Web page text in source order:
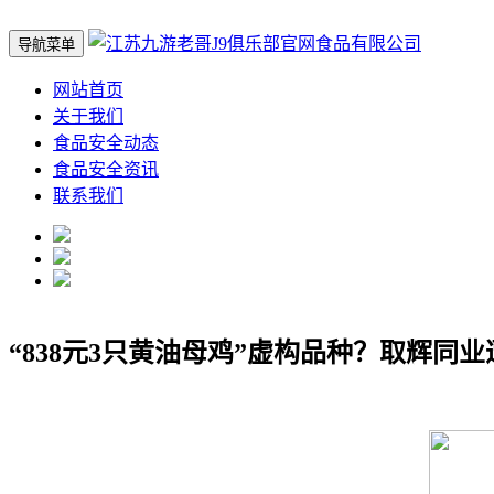
导航菜单
网站首页
关于我们
食品安全动态
食品安全资讯
联系我们
“838元3只黄油母鸡”虚构品种？取辉同业